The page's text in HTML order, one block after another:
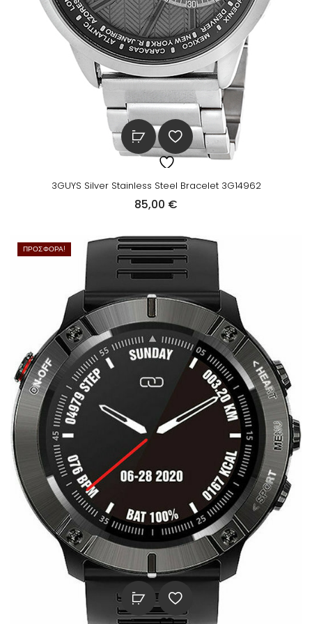
:
8
5
,
0
0
€
α
ι
:
7
,
0
0
€
3GUYS Silver Stainless Steel Bracelet 3G14962
85,00 €
ΠΡΟΣΦΟΡΆ!